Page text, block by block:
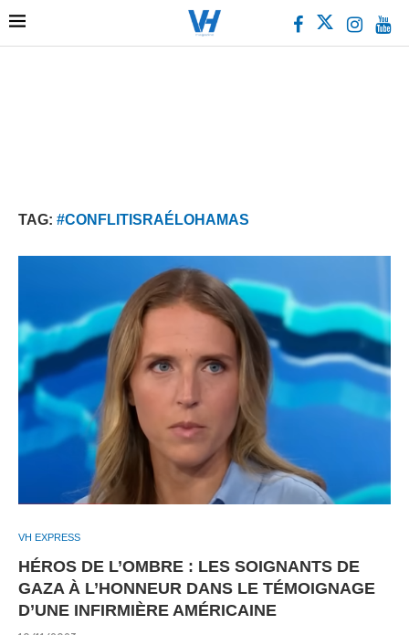
TAG: #CONFLITISRAÉLOHAMAS
VH EXPRESS
HÉROS DE L’OMBRE : LES SOIGNANTS DE
GAZA À L’HONNEUR DANS LE TÉMOIGNAGE
D’UNE INFIRMIÈRE AMÉRICAINE